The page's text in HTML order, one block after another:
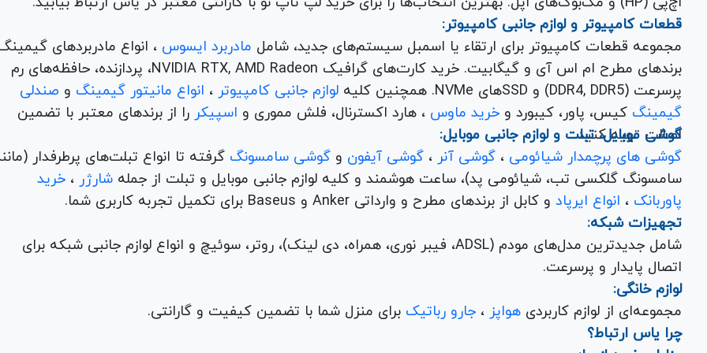
قطعات کامپیوتر و لوازم جانبی کامپیوتر:
مجموعه قطعات کامپیوتر برای ارتقاء یا اسمبل سیستم‌های جدید، شامل مادربرد ایسوس ، انواع مادربردهای
برندهای مطرح ام اس آی و گیگابیت. خرید کارت‌های گرافیک NVIDIA RTX, AMD Radeon، پردازنده‌، حافظه‌های رم
پرسرعت (DDR4, DDR5) و SSDهای NVMe. همچنین کلیه
لوازم جانبی کامپیوتر ، انواع مانیتور گیمینگ
صندلی
گیمینگ کیس، پاور، کیبورد و خرید ماوس ، هارد اکسترنال، فلش مموری و اسپیکر را از برندهای معتبر با تضمین
اصالت تهیه کنید.
گوشی موبایل، تبلت و لوازم جانبی موبایل:
گوشی های پرچمدار شیائومی ، گوشی آنر ، گوشی آیفون گوشی سامسونگ گرفته تا انواع تبلت‌های پرطرفدار
سامسونگ گلکسی تب، شیائومی پد)، ساعت هوشمند و کلیه لوازم جانبی موبایل و تبلت از جملهشارژر ، خرید
پاوربانک ، انواع ایرپاد
تجهیزات شبکه:
شامل جدیدترین مدل‌های مودم (ADSL، فیبر نوری، همراه، دی لینک)، روتر، سوئیچ و انواع لوازم جانبی شبکه برای
اتصال پایدار و پرسرعت.
لوازم خانگی:
مجموعه‌ای از لوازم کاربردیهواپز ، جارو رباتیک برای منزل شما با تضمین کیفیت و گارانتی.
چرا یاس ارتباط؟